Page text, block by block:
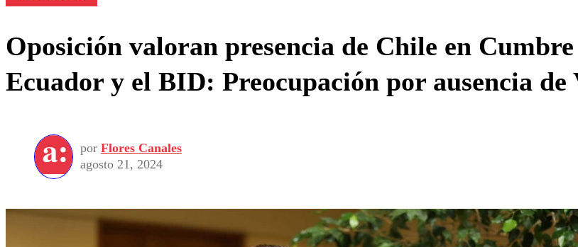
Oposición valoran presencia de Chile en
Ecuador y el BID: Preocupación por ausencia de
por Flores Canales
agosto 21, 2024